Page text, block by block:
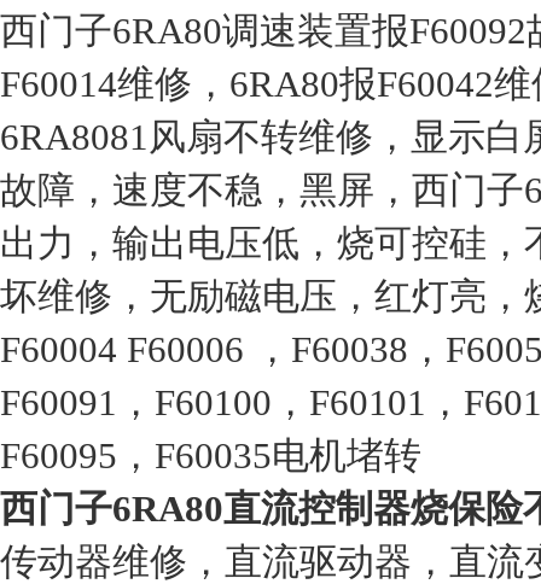
西门子6RA80调速装置报
F60014维修，6RA80报F60042
6RA8081风扇不转维修，显示
故障，速度不稳，黑屏，西门
出力，输出电压低，烧可控硅
坏维修，无励磁电压，红灯亮，
F60004 F60006 ，F60038，
F60091，F60100，F60101，
F60095，F60035电机堵转
西门子6RA80直流控制器烧保险
传动器维修，直流驱动器，直流